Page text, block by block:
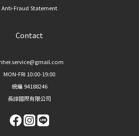
Anti-Fraud Statement
Contact
MON-FRI 10:00-19:00
統編 94188246
長諄國際有限公司